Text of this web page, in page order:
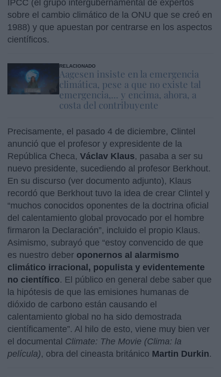
IPCC (el grupo intergubernamental de expertos
sobre el cambio climático de la ONU que se creó en
1988) y que apuestan por centrarse en los aspectos
científicos.
RELACIONADO
Aagesen insiste en la emergencia
climática, pese a que no existe tal
emergencia,... y encima, ahora, a
costa del contribuyente
Precisamente, el pasado 4 de diciembre, Clintel
anunció que el profesor y expresidente de la
República Checa, Václav Klaus, pasaba a ser su
nuevo presidente, sucediendo al profesor Berkhout.
En su discurso (ver documento adjunto), Klaus
recordó que Berkhout tuvo la idea de crear Clintel y
“muchos conocidos oponentes de la doctrina oficial
del calentamiento global provocado por el hombre
firmaron la Declaración”, incluido el propio Klaus.
Asimismo, subrayó que “estoy convencido de que
es nuestro deber oponernos al alarmismo
climático irracional, populista y evidentemente
no científico. El público en general debe saber que
la hipótesis de que las emisiones humanas de
dióxido de carbono están causando el
calentamiento global no ha sido demostrada
científicamente”. Al hilo de esto, viene muy bien ver
el documental Climate: The Movie (Clima: la
película), obra del cineasta británico Martin Durkin.